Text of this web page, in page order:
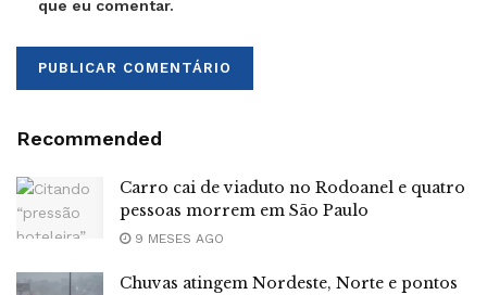
que eu comentar.
Recommended
Carro cai de viaduto no Rodoanel e quatro
pessoas morrem em São Paulo
9 MESES AGO
Chuvas atingem Nordeste, Norte e pontos